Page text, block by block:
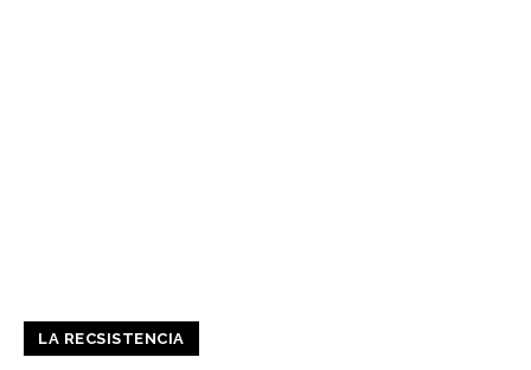
LA RECSISTENCIA